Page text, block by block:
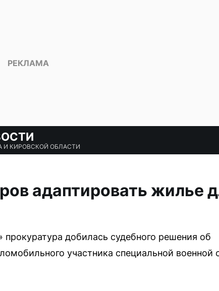
И КИРОВСКОЙ ОБЛАСТИ
адаптировать жилье
добилась судебного решения об
участника специальной военной